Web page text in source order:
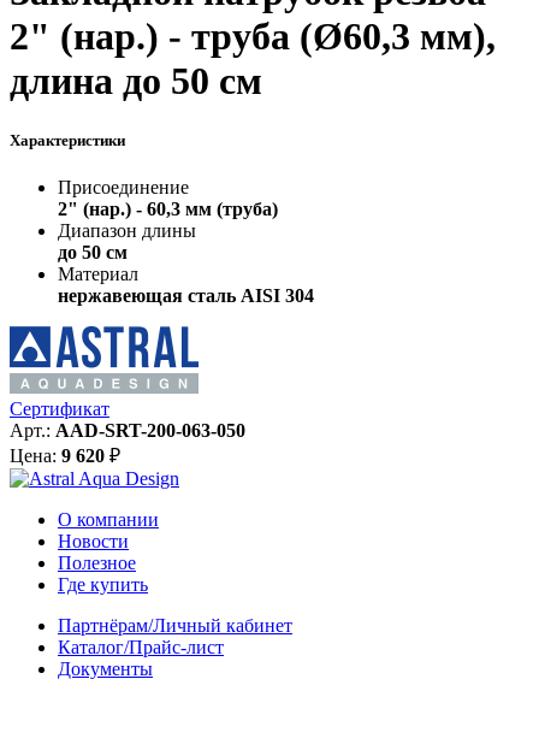
2" (нар.) - труба (Ø60,3 мм),
длина до 50 см
Характеристики
Присоединение
2" (нар.) - 60,3 мм (труба)
Диапазон длины
до 50 см
Материал
нержавеющая сталь AISI 304
Сертификат
Арт.: AAD-SRT-200-063-050
Цена: 9 620 ₽
О компании
Новости
Полезное
Где купить
Партнёрам/Личный кабинет
Каталог/Прайс-лист
Документы